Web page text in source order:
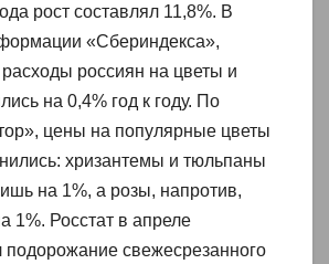
рост составлял 11,8%. В
«Сбериндекса»,
россиян на цветы и
на 0,4% год к году. По
цены на популярные цветы
хризантемы и тюльпаны
на 1%, а розы, напротив,
1%. Росстат в апреле
подорожание свежесрезанного